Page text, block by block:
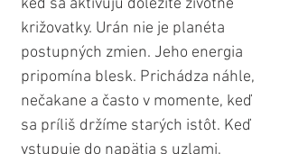
keď sa aktivujú dôležité životné
križovatky. Urán nie je planéta
postupných zmien. Jeho energia
pripomína blesk. Prichádza náhle,
nečakane a často v momente, keď
sa príliš držíme starých istôt. Keď
vstupuje do napätia s uzlami,